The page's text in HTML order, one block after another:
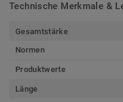
Technische Merkmale &
Gesamtstärke
Normen
Produktwerte
Länge